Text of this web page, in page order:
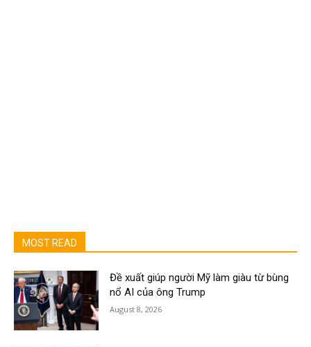
MOST READ
Đề xuất giúp người Mỹ làm giàu từ bùng
nổ AI của ông Trump
August 8, 2026